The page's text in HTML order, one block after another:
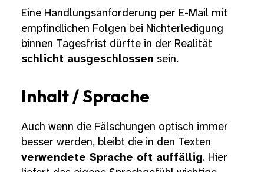
Eine Handlungsanforderung per E-Mail mit
empfindlichen Folgen bei Nichterledigung
binnen Tagesfrist dürfte in der Realität
schlicht ausgeschlossen sein.
Inhalt / Sprache
Auch wenn die Fälschungen optisch immer
besser werden, bleibt die in den Texten
verwendete Sprache oft auffällig. Hier